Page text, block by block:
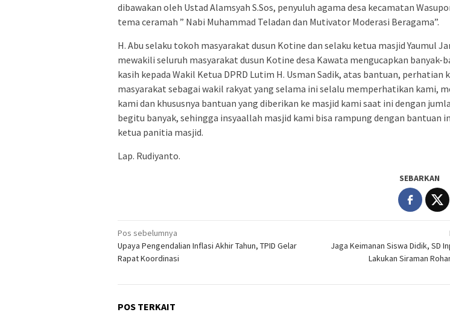
dibawakan oleh Ustad Alamsyah S.Sos, penyuluh agama desa kecamatan
tema ceramah ” Nabi Muhammad Teladan dan Mutivator Moderasi Beragama”.
H. Abu selaku tokoh masyarakat dusun Kotine dan selaku ketua masjid Yaumul
mewakili seluruh masyarakat dusun Kotine desa Kawata mengucapkan banyak-
kasih kepada Wakil Ketua DPRD Lutim H. Usman Sadik, atas bantuan, perhatian
masyarakat sebagai wakil rakyat yang selama ini selalu memperhatikan kami,
kami dan khususnya bantuan yang diberikan ke masjid kami saat ini dengan
begitu banyak, sehingga insyaallah masjid kami bisa rampung dengan bantuan
ketua panitia masjid.
Lap. Rudiyanto.
SEBARKAN
Navigasi
pos
Pos sebelumnya
Upaya Pengendalian Inflasi Akhir Tahun, TPID Gelar
Rapat Koordinasi
Jaga Keimanan Siswa Didik, SD
Lakukan Siraman
POS TERKAIT